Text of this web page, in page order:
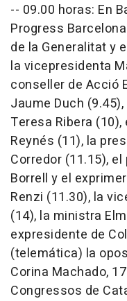
-- 09.00 horas: En
Progress
de la Generalitat y
la vicepresidenta
conseller de Acció
Jaume Duch
Teresa Ribera
Reynés (11), la
Corredor (11.15),
Borrell y el
Renzi (11.30), la
(14), la ministra
expresidente de
(telemática) la
Corina Machado,
Congressos de